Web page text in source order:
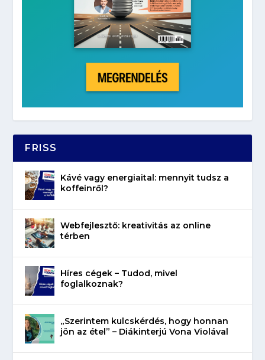
FRISS
Kávé vagy energiaital: mennyit tudsz a
koffeinről?
Webfejlesztő: kreativitás az online
térben
Híres cégek – Tudod, mivel
foglalkoznak?
„Szerintem kulcskérdés, hogy honnan
jön az étel” – Diákinterjú Vona Violával